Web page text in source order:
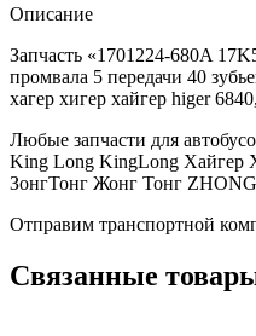
Описание
Запчасть «1701224-680A
промвала 5 передачи 40
хагер хигер хайгер higer
Любые запчасти для
King Long KingLong Хайгер
ЗонгТонг Жонг Тонг
Отправим транспортной
Связанные